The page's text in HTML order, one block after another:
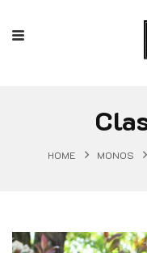
HOME MONOS